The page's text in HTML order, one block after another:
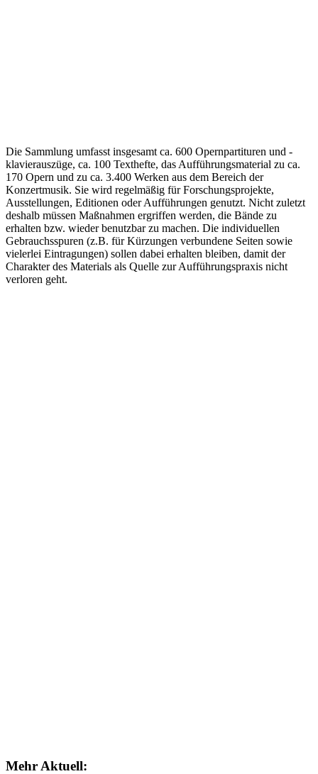
Die Sammlung umfasst insgesamt ca. 600 Opernpartituren und -
klavierauszüge, ca. 100 Texthefte, das Aufführungsmaterial zu ca.
170 Opern und zu ca. 3.400 Werken aus dem Bereich der
Konzertmusik. Sie wird regelmäßig für Forschungsprojekte,
Ausstellungen, Editionen oder Aufführungen genutzt. Nicht zuletzt
deshalb müssen Maßnahmen ergriffen werden, die Bände zu
erhalten bzw. wieder benutzbar zu machen. Die individuellen
Gebrauchsspuren (z.B. für Kürzungen verbundene Seiten sowie
vielerlei Eintragungen) sollen dabei erhalten bleiben, damit der
Charakter des Materials als Quelle zur Aufführungspraxis nicht
verloren geht.
Mehr Aktuell: